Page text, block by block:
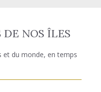
DE NOS ÎLES
et du monde, en temps